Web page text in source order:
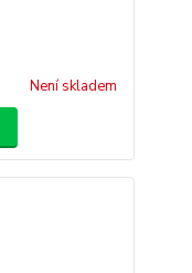
Není skladem